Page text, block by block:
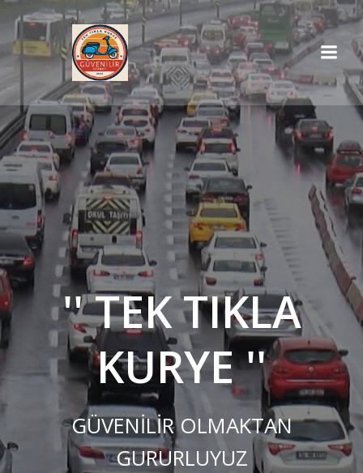
İçeriğe
geç
'' TEK TIKLA
KURYE ''
GÜVENİLİR OLMAKTAN
GURURLUYUZ